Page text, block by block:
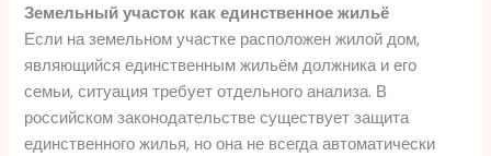
Земельный участок как единственное жильё
Если на земельном участке расположен жилой дом,
являющийся единственным жильём должника и его
семьи, ситуация требует отдельного анализа. В
российском законодательстве существует защита
единственного жилья, но она не всегда автоматически